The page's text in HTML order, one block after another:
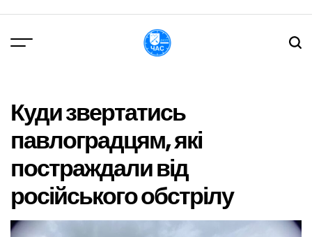
вмісту
Куди звертатись
павлоградцям, які
постраждали від
російського обстрілу